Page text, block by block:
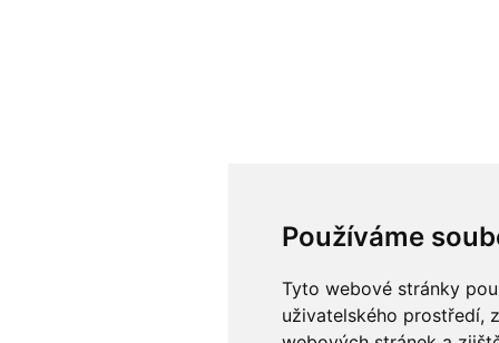
Používáme
Tyto webové stránky
uživatelského prostředí,